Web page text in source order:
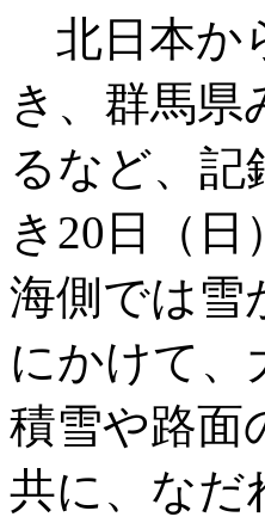
北日本か
き、群馬
るなど、記
き20日（
海側では雪
にかけて
積雪や路面
共に、なだ